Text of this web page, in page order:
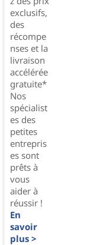
exclusifs,
des
récompe
nses et la
livraison
accélérée
gratuite*
Nos
spécialist
es des
petites
entrepris
es sont
prêts à
vous
aider à
réussir !
En
savoir
plus >